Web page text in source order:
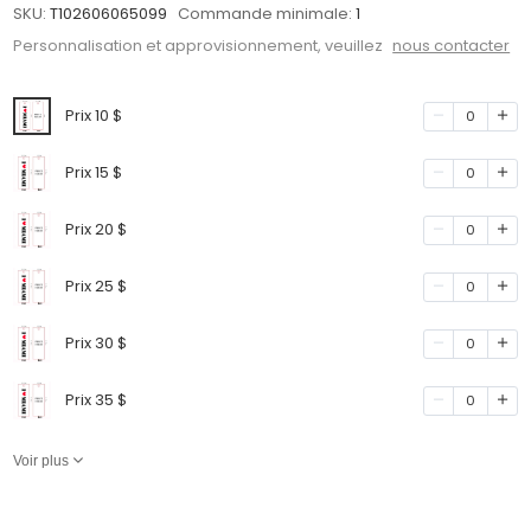
SKU: T102606065099 Commande minimale: 1
Personnalisation et approvisionnement, veuillez nous contacter
Prix 10 $ 0
Prix 15 $ 0
Prix 20 $ 0
Prix 25 $ 0
Prix 30 $ 0
Prix 35 $ 0
Voir plus